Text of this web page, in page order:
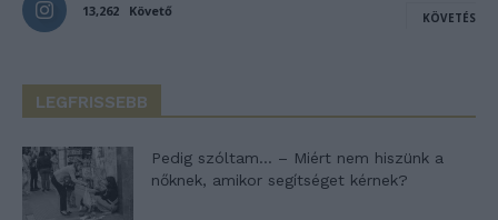
13,262 Követő KÖVETÉS
LEGFRISSEBB
Pedig szóltam… – Miért nem hiszünk a
nőknek, amikor segítséget kérnek?